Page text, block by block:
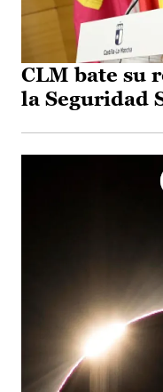
CLM bate su
la Seguridad